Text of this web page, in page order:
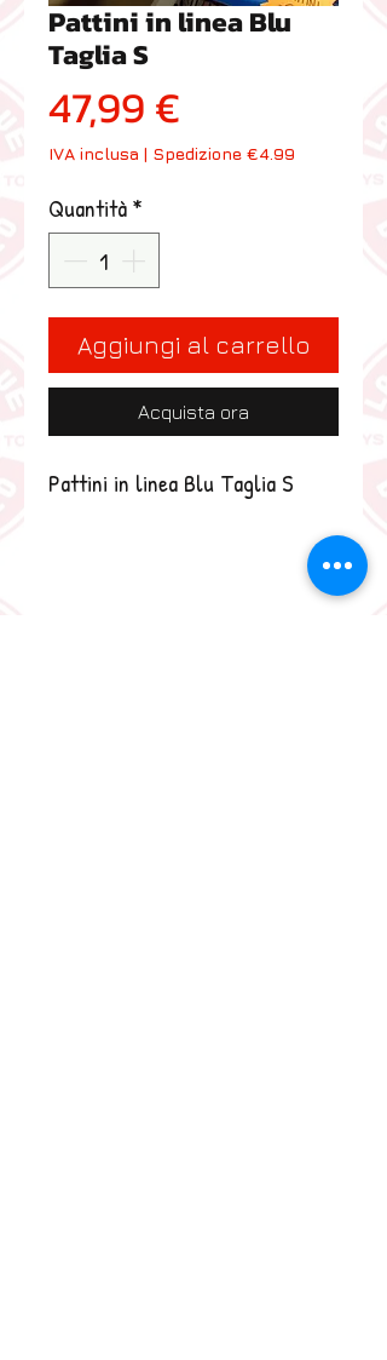
Pattini in linea Blu
Taglia S
47,99 €
IVA inclusa | Spedizione €4.99
Quantità*
Aggiungi al carrello
Acquista ora
Pattini in linea Blu Taglia S